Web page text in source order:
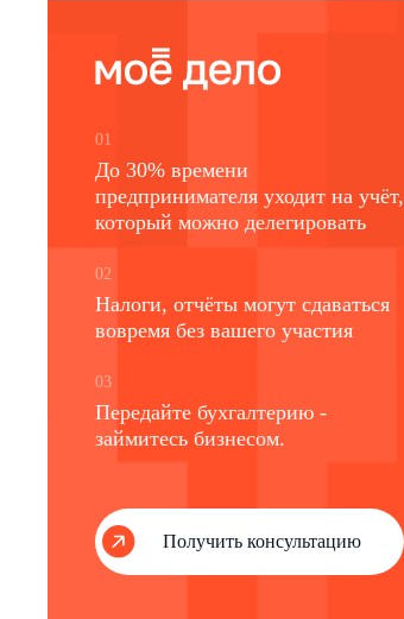
01
До 30% времени
предпринимателя уходит на учёт,
который можно делегировать
02
Налоги, отчёты могут сдаваться
вовремя без вашего участия
03
Передайте бухгалтерию -
займитесь бизнесом.
Получить консультацию